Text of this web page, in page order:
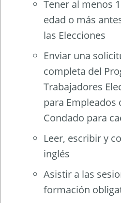
Tener al menos
edad o más
las Elecciones
Enviar una
completa del
Trabajadores
para Empleados
Condado para
Leer, escribir y
inglés
Asistir a las
formación